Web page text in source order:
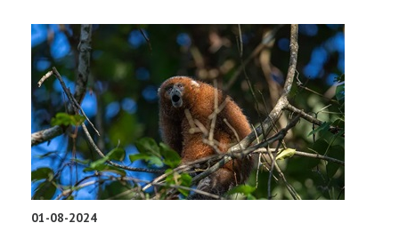
01-08-2024